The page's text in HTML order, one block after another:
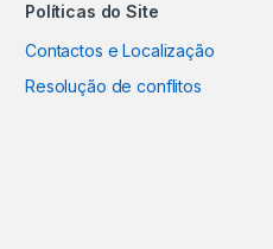
Políticas do Site
Contactos e Localização
Resolução de conflitos